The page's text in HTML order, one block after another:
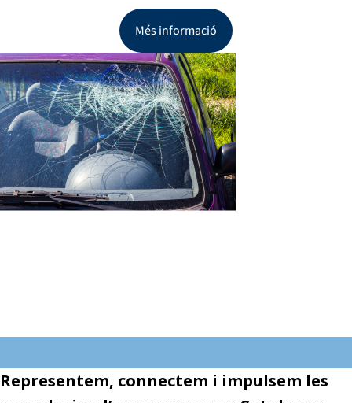
Més informació
Representem, connectem i impulsem les